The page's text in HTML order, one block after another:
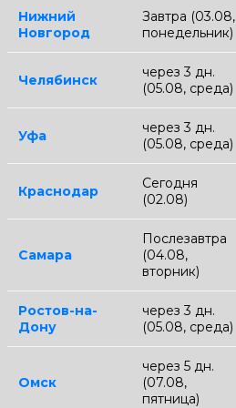
Нижний
Новгород
Завтра (03.08,
понедельник)
Челябинск
через 3 дн.
(05.08, среда)
Уфа
через 3 дн.
(05.08, среда)
Краснодар
Сегодня
(02.08)
Самара
Послезавтра
(04.08,
вторник)
Ростов-на-
Дону
через 3 дн.
(05.08, среда)
Омск
через 5 дн.
(07.08,
пятница)